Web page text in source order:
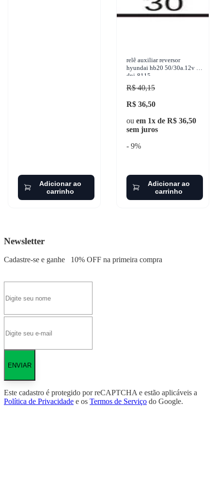
Adicionar ao
carrinho
relê auxiliar reversor
hyundai hb20 50/30a.12v -
dni-8115
R$ 40,15
R$ 36,50
ou em 1x de R$ 36,50
sem juros
- 9%
Adicionar ao
carrinho
Newsletter
Cadastre-se e ganhe 10% OFF na primeira compra
ENVIAR
Este cadastro é protegido por reCAPTCHA e estão aplicáveis a
Política de Privacidade e os Termos de Serviço do Google.